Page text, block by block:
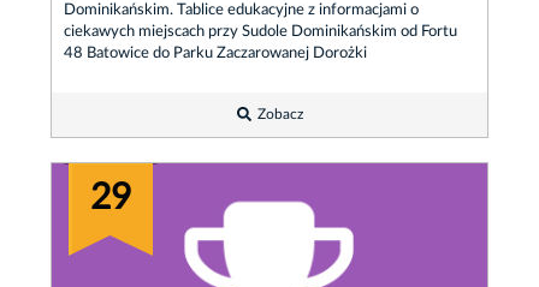
Dominikańskim. Tablice edukacyjne z informacjami o
ciekawych miejscach przy Sudole Dominikańskim od Fortu
48 Batowice do Parku Zaczarowanej Dorożki
Zobacz
29